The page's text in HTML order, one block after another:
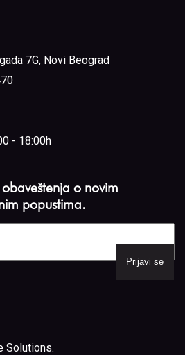
7G, Novi Beograd
- 18:00h
o novim
popustima.
Solutions.